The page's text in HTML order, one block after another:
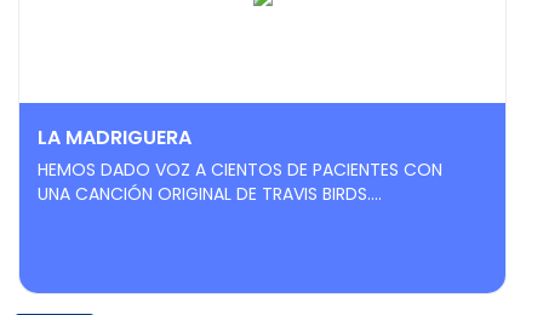
LA MADRIGUERA
HEMOS DADO VOZ A CIENTOS DE PACIENTES CON
UNA CANCIÓN ORIGINAL DE TRAVIS BIRDS....